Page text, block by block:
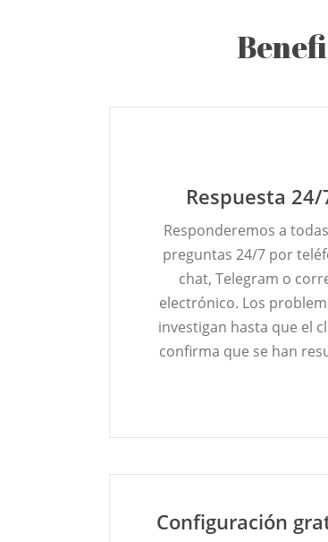
Respuesta 24/
Responderemos a
preguntas 24/7 por
chat, Telegram o
electrónico. Los
investigan hasta que el
confirma que se han
Configuración